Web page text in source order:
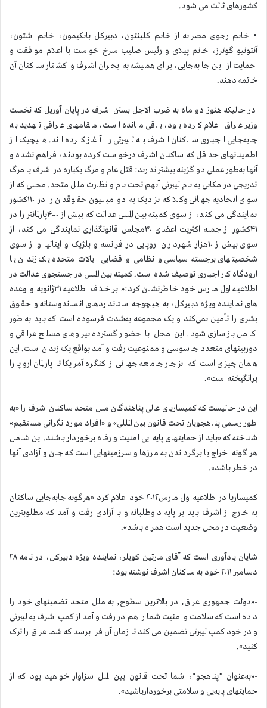
کشورهای ثالث می شود.
• خانم رجوی مصرانه از خانم کلینتون، دبیرکل بانکیمون، خانم اشتون،
آنتونیو گوترز، خانم پیلای و رئیس صلیب سرخ خواست با اعلام موافقت و
حمایت از این جابه‌جایی، برای همیشه به بحران اشرف و کشتار ساکنان آن
خاتمه دهند.
در حالیکه هنوز دو ماه به ضرب الاجل بستن اشرف در پایان آوریل که نخست
وزیر عراق اعلام کرده بود، باقی مانده است، مقامهای عراقی تهدید به
جابه‌جایی اجباری ساکنان اشرف به لیبرتی را آغاز کرده اند. هیچیک از
اطمینانهای حداقل که ساکنان اشرف درخواست کرده بودند، فراهم نشده و
آنها به‌طور عملی دو گزینه بیشتر ندارند: قتل عام و مرگ یکباره در اشرف یا مرگ
تدریجی در مکانی به نام لیبرتی آنهم تحت نام و نظارت ملل متحد. محلی که از
سوی اتحادیه جهانی وکلا که نزدیک به دو میلیون حقوقدان را در ۱۱۰کشور
نمایندگی می کند، از سوی کمیته بین المللی عدالت که بیش از ۴۰۰۰پارلمانتر را در
۴۱کشور از جمله اکثریت اعضای ۳۰مجلس قانونگذاری نمایندگی می کند، از
سوی بیش از ۱۰هزار شهرداران اروپایی در فرانسه و بلژیک و ایتالیا و از سوی
شخصیتهای برجسته سیاسی و نظامی و قضایی ایالات متحده یک زندان یا
ارودگاه کار اجباری توصیف شده است. کمیته بین المللی در جستجوی عدالت در
اطلاعیه اول مارس خود خاطرنشان کرد:« بر خلاف اطلاعیه ۳۱ژانویه و وعده
های نماینده ویژه دبیرکل، به هیچوجه استانداردهای انساندوستانه و حقوق
بشری را تأمین نمی‌کند و یک مجموعه به‌شدت فرسوده است که باید به طور
کامل بازسازی شود. این محل با حضور گسترده نیروهای مسلح عراقی و
دوربینهای متعدد جاسوسی و ممنوعیت رفت و آمد بواقع یک زندان است. این
همان چیزی است که انزجار جامعه جهانی از کنگره آمریکا تا پارلمان اروپا را
برانگیخته است».
این در حالیست که کمیساریای عالی پناهندگان ملل متحد ساکنان اشرف را «به
طور رسمی پناهجویان تحت قانون بین المللی» و «افراد مورد نگرانی مستقیم»
شناخته که «باید از حمایتهای پایه ایی امنیت و رفاه برخوردار باشند. این شامل
هر گونه اخراج یا برگرداندن به مرزها و سرزمینهایی است که جان و آزادی آنها
در خطر باشد».
کمیساریا در اطلاعیه اول مارس۲۰۱۲ خود اعلام کرد «هرگونه جابه‌جایی ساکنان
به خارج از اشرف باید بر پایه داوطلبانه و با آزادی رفت و آمد که مطلوبترین
وضعیت در محل جدید است همراه باشد».
شایان یادآوری است که آقای مارتین کوبلر، نماینده ویژه دبیرکل، در نامه ۲۸
دسامبر ۲۰۱۱ خود به ساکنان اشرف نوشته بود:
-«دولت جمهوری عراق, در بالاترین سطوح, به ملل متحد تضمینهای خود را
داده است که سلامت و امنیت شما را هم در رفت و آمد از کمپ اشرف به لیبرتی
و در خود کمپ لیبرتی تضمین می کند تا زمان آن فرا برسد که شما عراق را ترک
کنید».
-«به‌عنوان ”پناهجو“، شما تحت قانون بین الملل سزاوار خواهید بود که از
حمایتهای پایه‌یی و سلامتی برخوردارباشید».